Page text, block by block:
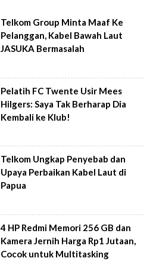
Telkom Group Minta Maaf Ke
Pelanggan, Kabel Bawah Laut
JASUKA Bermasalah
Pelatih FC Twente Usir Mees
Hilgers: Saya Tak Berharap Dia
Kembali ke Klub!
Telkom Ungkap Penyebab dan
Upaya Perbaikan Kabel Laut di
Papua
4 HP Redmi Memori 256 GB dan
Kamera Jernih Harga Rp1 Jutaan,
Cocok untuk Multitasking